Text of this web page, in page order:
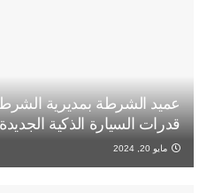
عميد الشرطة بمديرية
قدرات السيارة الذكية
مايو 20, 2024